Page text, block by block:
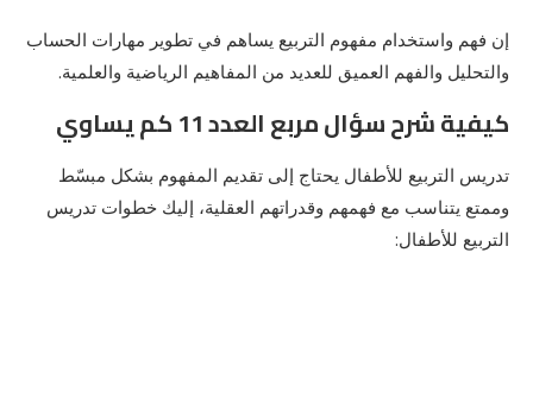
إن فهم واستخدام مفهوم التربيع يساهم في تطوير مهارات الحساب
والتحليل والفهم العميق للعديد من المفاهيم الرياضية والعلمية.
كيفية شرح سؤال مربع العدد 11 كم يساوي
تدريس التربيع للأطفال يحتاج إلى تقديم المفهوم بشكل مبسّط
وممتع يتناسب مع فهمهم وقدراتهم العقلية، إليك خطوات تدريس
التربيع للأطفال: